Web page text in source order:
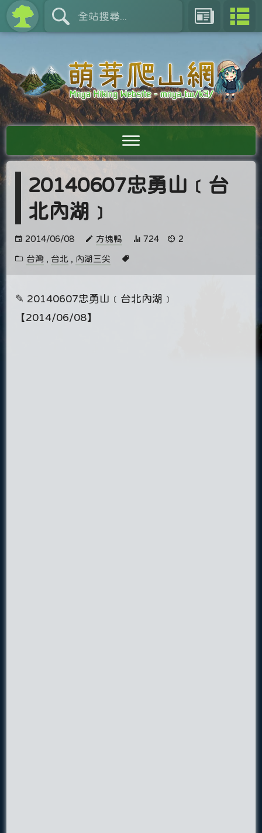
20140607忠勇山﹝台
北內湖﹞
2014/06/08 方塊鴨 724 2
台灣 , 台北 , 內湖三尖
✎ 20140607忠勇山﹝台北內湖﹞
【2014/06/08】